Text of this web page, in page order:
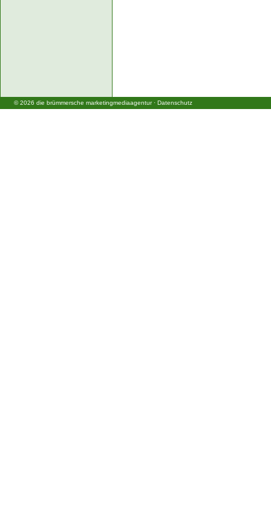
© 2026 die brümmersche marketingmediaagentur· Datenschutz